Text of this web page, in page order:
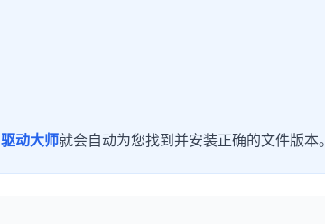
驱动大师就会自动为您找到并安装正确的文件版本。